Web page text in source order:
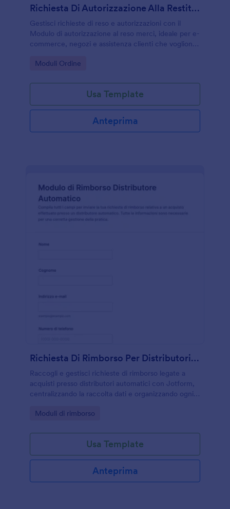
Richiesta Di Autorizzazione Alla Restituzione
Gestisci richieste di reso e autorizzazioni con il
Modulo di autorizzazione al reso merci, ideale per e-
commerce, negozi e assistenza clienti che vogliono
risposta del modulo con Jotform.
Go to Category:
Moduli Ordine
Usa Template
Anteprima
Richiesta Di Rimborso Per Distributori Automatici
Raccogli e gestisci richieste di rimborso legate a
acquisti presso distributori automatici con Jotform,
centralizzando la raccolta dati e organizzando ogni
Go to Category:
Moduli di rimborso
Usa Template
Anteprima